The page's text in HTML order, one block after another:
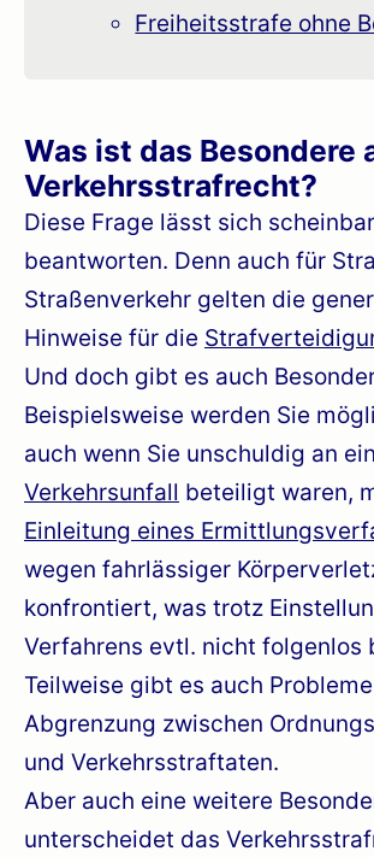
Freiheitsstrafe ohne
Was ist das Besondere
Verkehrsstrafrecht?
Diese Frage lässt sich
beantworten. Denn auch für
Straßenverkehr gelten die
Hinweise für die
Und doch gibt es auch
Beispielsweise werden Sie
auch wenn Sie unschuldig an
Verkehrsunfall beteiligt waren,
Einleitung eines
wegen fahrlässiger
konfrontiert, was trotz
Verfahrens evtl. nicht folgenlos
Teilweise gibt es auch
Abgrenzung zwischen
und Verkehrsstraftaten.
Aber auch eine weitere
unterscheidet das